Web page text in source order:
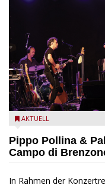
Pippo Pollina im
AKTUELL
Pippo Pollina &
Campo di
In Rahmen der